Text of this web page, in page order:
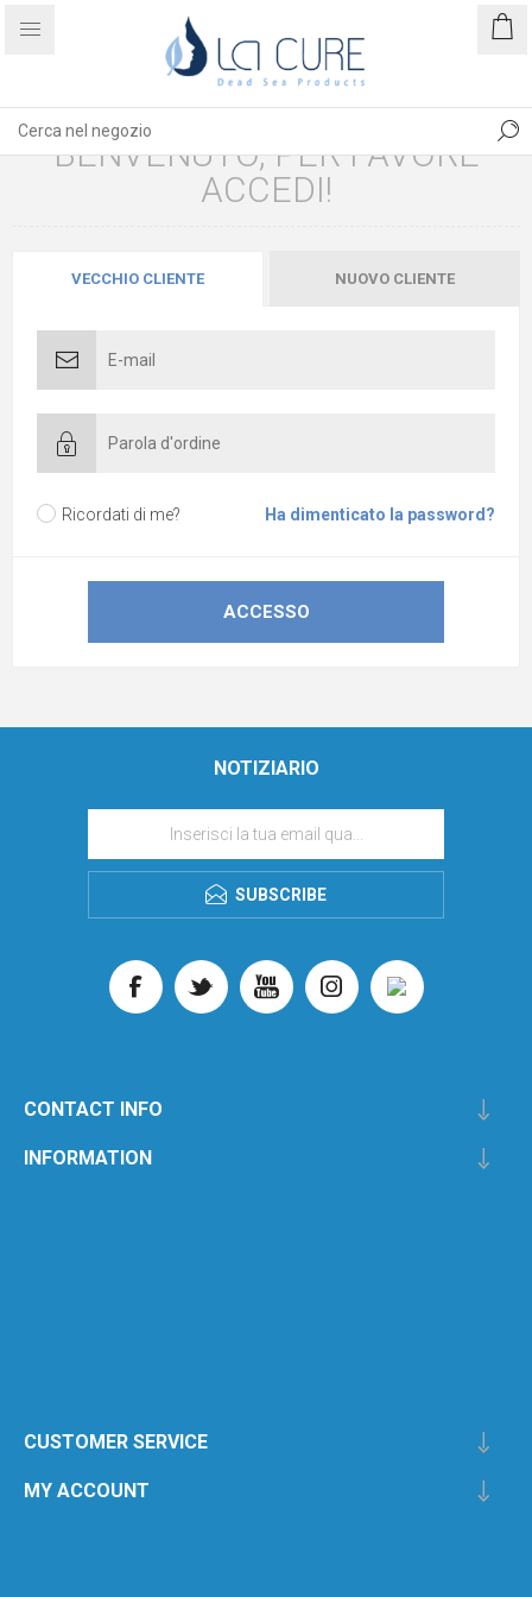
BENVENUTO, PER FAVORE
ACCEDI!
VECCHIO CLIENTE NUOVO CLIENTE
Ricordati di me? Ha dimenticato la password?
NOTIZIARIO
SUBSCRIBE
CONTACT INFO
INFORMATION
CUSTOMER SERVICE
MY ACCOUNT